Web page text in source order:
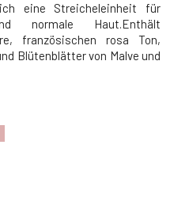
eine Streicheleinheit für
normale Haut.Enthält
französischen rosa Ton,
Blütenblätter von Malve und